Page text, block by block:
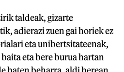
taldeak, gizarte
adierazi zuen gai horiek ez
eta unibertsitateenak,
eta bere burua hartan